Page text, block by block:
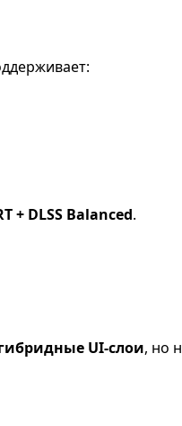
+ DLSS Balanced.
UI-слои, но